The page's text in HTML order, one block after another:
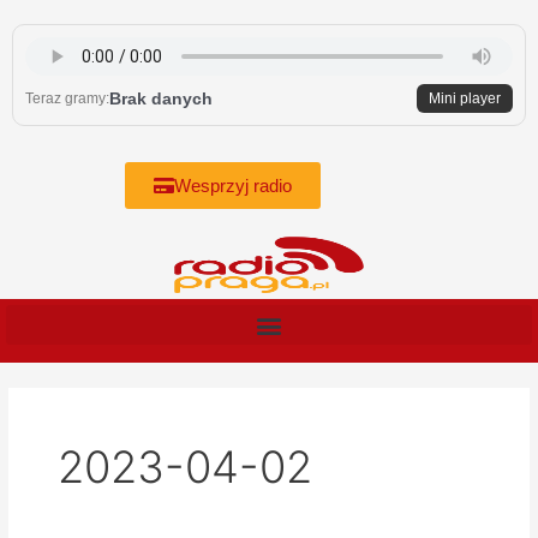
content
Teraz gramy:Brak danych Mini player
Wesprzyj radio
2023-04-02